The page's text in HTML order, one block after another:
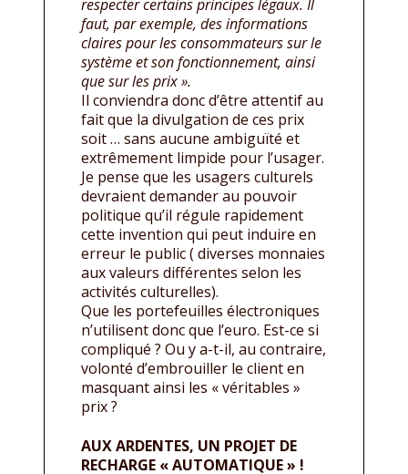
respecter certains principes légaux. Il
faut, par exemple, des informations
claires pour les consommateurs sur le
système et son fonctionnement, ainsi
que sur les prix ».
Il conviendra donc d’être attentif au
fait que la divulgation de ces prix
soit … sans aucune ambiguïté et
extrêmement limpide pour l’usager.
Je pense que les usagers culturels
devraient demander au pouvoir
politique qu’il régule rapidement
cette invention qui peut induire en
erreur le public ( diverses monnaies
aux valeurs différentes selon les
activités culturelles).
Que les portefeuilles électroniques
n’utilisent donc que l’euro. Est-ce si
compliqué ? Ou y a-t-il, au contraire,
volonté d’embrouiller le client en
masquant ainsi les « véritables »
prix ?
AUX ARDENTES, UN PROJET DE
RECHARGE « AUTOMATIQUE » !